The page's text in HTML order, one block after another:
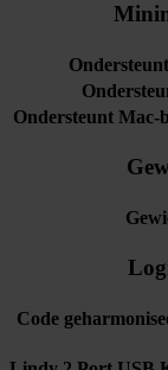
Ondersteunt Mac-
Code